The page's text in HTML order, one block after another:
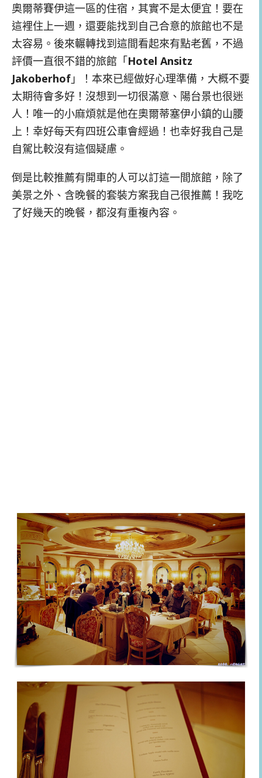
奧爾蒂賽伊這一區的住宿，其實不是太便宜！要在
這裡住上一週，還要能找到自己合意的旅館也不是
太容易。後來輾轉找到這間看起來有點老舊，不過
評價一直很不錯的旅館「Hotel Ansitz
Jakoberhof 」！本來已經做好心理準備，大概不要
太期待會多好！沒想到一切很滿意、陽台景也很迷
人！唯一的小麻煩就是他在奧爾蒂塞伊小鎮的山腰
上！幸好每天有四班公車會經過！也幸好我自己是
自駕比較沒有這個疑慮。
倒是比較推薦有開車的人可以訂這一間旅館，除了
美景之外、含晚餐的套裝方案我自己很推薦！我吃
了好幾天的晚餐，都沒有重複內容。